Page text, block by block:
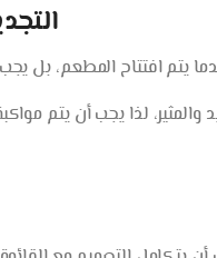
يتم افتتاح المطعم، بل
والمثير، لذا يجب أن يتم